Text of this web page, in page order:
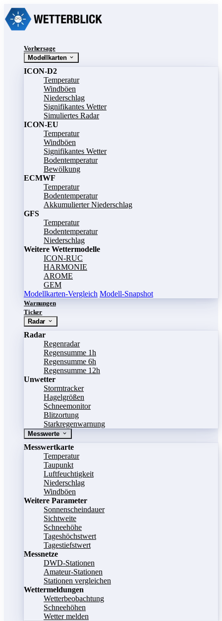
Vorhersage
Modellkarten
ICON-D2
Temperatur
Windböen
Niederschlag
Signifikantes Wetter
Simuliertes Radar
ICON-EU
Temperatur
Windböen
Signifikantes Wetter
Bodentemperatur
Bewölkung
ECMWF
Temperatur
Bodentemperatur
Akkumulierter Niederschlag
GFS
Temperatur
Bodentemperatur
Niederschlag
Weitere Wettermodelle
ICON-RUC
HARMONIE
AROME
GEM
Modellkarten-Vergleich Modell-Snapshot
Warnungen
Ticker
Radar
Radar
Regenradar
Regensumme 1h
Regensumme 6h
Regensumme 12h
Unwetter
Stormtracker
Hagelgrößen
Schneemonitor
Blitzortung
Starkregenwarnung
Messwerte
Messwertkarte
Temperatur
Taupunkt
Luftfeuchtigkeit
Niederschlag
Windböen
Weitere Parameter
Sonnenscheindauer
Sichtweite
Schneehöhe
Tageshöchstwert
Tagestiefstwert
Messnetze
DWD-Stationen
Amateur-Stationen
Stationen vergleichen
Wettermeldungen
Wetterbeobachtung
Schneehöhen
Wetter melden